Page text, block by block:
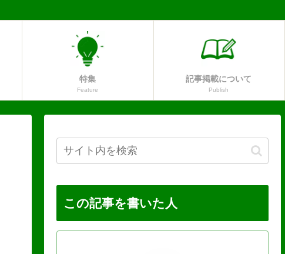
特集
Feature
記事掲載について
Publish
この記事を書いた人